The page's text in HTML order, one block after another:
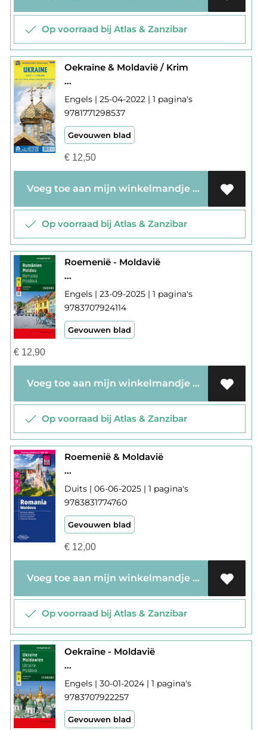
Op voorraad bij Atlas & Zanzibar
Oekraïne & Moldavië / Krim
...
Engels | 25-04-2022 | 1 pagina's
9781771298537
Gevouwen blad
€12,50
Voeg toe aan mijn winkelmandje
Op voorraad bij Atlas & Zanzibar
Roemenië - Moldavië
...
Engels | 23-09-2025 | 1 pagina's
9783707924114
Gevouwen blad
€12,90
Voeg toe aan mijn winkelmandje
Op voorraad bij Atlas & Zanzibar
Roemenië & Moldavië
...
Duits | 06-06-2025 | 1 pagina's
9783831774760
Gevouwen blad
€12,00
Voeg toe aan mijn winkelmandje
Op voorraad bij Atlas & Zanzibar
Oekraïne - Moldavië
...
Engels | 30-01-2024 | 1 pagina's
9783707922257
Gevouwen blad